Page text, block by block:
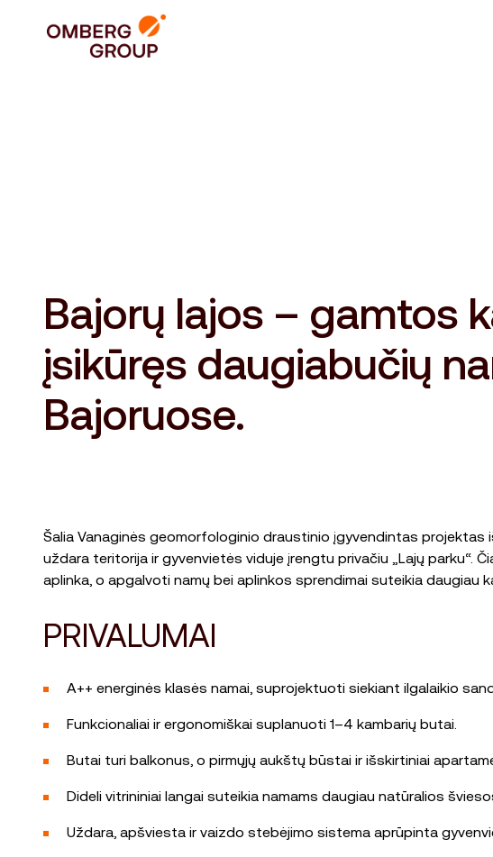
Bajorų lajos – gamtos
įsikūręs daugiabučių
Bajoruose.
Šalia Vanaginės geomorfologinio draustinio įgyvendintas
uždara teritorija ir gyvenvietės viduje įrengtu privačiu „Lajų parku“.
aplinka, o apgalvoti namų bei aplinkos sprendimai suteikia daugiau
PRIVALUMAI
A++ energinės klasės namai, suprojektuoti siekiant ilgalaikio
Funkcionaliai ir ergonomiškai suplanuoti 1–4 kambarių butai.
Butai turi balkonus, o pirmųjų aukštų būstai ir išskirtiniai
Dideli vitrininiai langai suteikia namams daugiau natūralios
Uždara, apšviesta ir vaizdo stebėjimo sistema aprūpinta